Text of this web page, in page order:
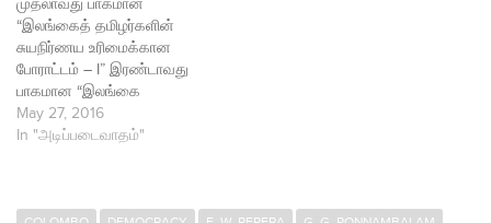
முதலாவது பாகமான
“இலங்கைத் தமிழர்களின்
சுயநிர்ணய உரிமைக்கான
போராட்டம் – I” இரண்டாவது
பாகமான “இலங்கை
இனச்சிக்கல் II” மூன்றாவது
பாகமான “இலங்கை
May 27, 2016
In "அடிப்படைவாதம்"